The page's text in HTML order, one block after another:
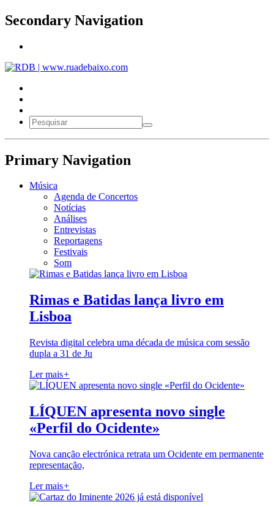
Secondary Navigation
Primary Navigation
Música
Agenda de Concertos
Notícias
Análises
Entrevistas
Reportagens
Festivais
Som
Rimas e Batidas lança livro em
Lisboa
Revista digital celebra uma década de música com sessão
dupla a 31 de Ju
Ler mais+
LÍQUEN apresenta novo single
«Perfil do Ocidente»
Nova canção electrónica retrata um Ocidente em permanente
representação,
Ler mais+